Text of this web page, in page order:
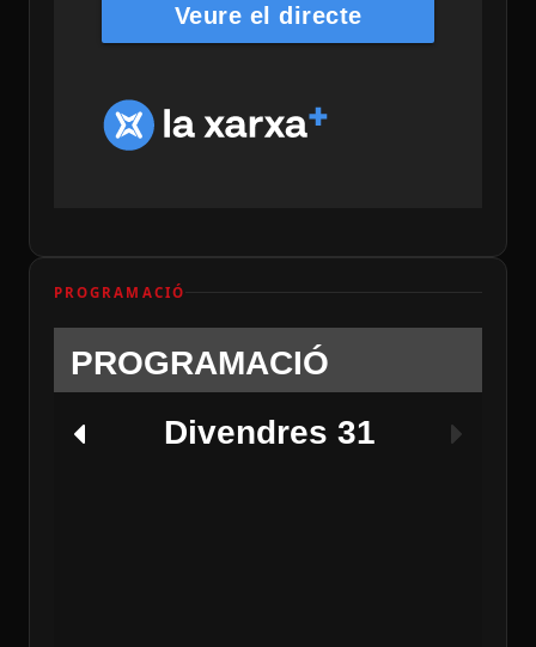
Veure el directe
PROGRAMACIÓ
PROGRAMACIÓ
Divendres 31